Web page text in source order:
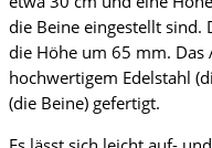
die Beine eingestellt sind.
die Höhe um 65 mm.
hochwertigem Edelstahl
(die Beine) gefertigt.